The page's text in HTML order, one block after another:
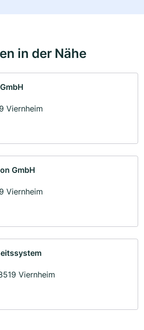
in der Nähe
Viernheim
GmbH
Viernheim
Viernheim